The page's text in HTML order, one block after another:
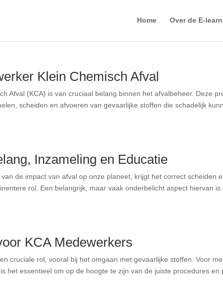
Home Over de E-
Klein Chemisch Afval
Afval (KCA) is van cruciaal belang binnen het afvalbeheer. Deze
scheiden en afvoeren van gevaarlijke stoffen die schadelijk
Inzameling en Educatie
de impact van afval op onze planeet, krijgt het correct scheiden
rol. Een belangrijk, maar vaak onderbelicht aspect hiervan is
KCA Medewerkers
cruciale rol, vooral bij het omgaan met gevaarlijke stoffen. Voor
het essentieel om op de hoogte te zijn van de juiste procedures en